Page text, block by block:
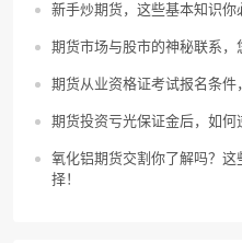
新手炒期货，这些基本知识你
期货市场与股市的神秘联系，
期货从业资格证考试报名条件
期货投资亏光保证金后，如何
氧化铝期货交割你了解吗？
择！